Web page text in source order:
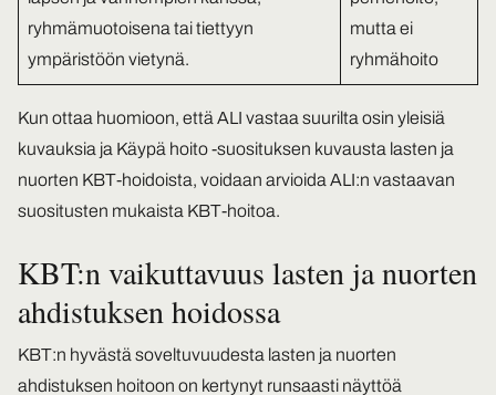
ryhmämuotoisena tai tiettyyn
ympäristöön vietynä.
mutta ei
ryhmähoito
Kun ottaa huomioon, että ALI vastaa suurilta osin yleisiä
kuvauksia ja Käypä hoito -suosituksen kuvausta lasten ja
nuorten KBT-hoidoista, voidaan arvioida ALI:n vastaavan
suositusten mukaista KBT-hoitoa.
KBT:n vaikuttavuus lasten ja nuorten
ahdistuksen hoidossa
KBT:n hyvästä soveltuvuudesta lasten ja nuorten
ahdistuksen hoitoon on kertynyt runsaasti näyttöä